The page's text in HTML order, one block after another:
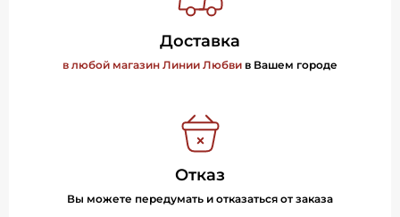
Доставка
в любой магазин Линии Любви в Вашем городе
Отказ
Вы можете передумать и отказаться от заказа